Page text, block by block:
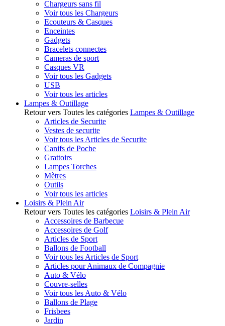
Chargeurs sans fil
Voir tous les Chargeurs
Ecouteurs & Casques
Enceintes
Gadgets
Bracelets connectes
Cameras de sport
Casques VR
Voir tous les Gadgets
USB
Voir tous les articles
Lampes & Outillage
Retour vers Toutes les catégories Lampes & Outillage
Articles de Securite
Vestes de securite
Voir tous les Articles de Securite
Canifs de Poche
Grattoirs
Lampes Torches
Mètres
Outils
Voir tous les articles
Loisirs & Plein Air
Retour vers Toutes les catégories Loisirs & Plein Air
Accessoires de Barbecue
Accessoires de Golf
Articles de Sport
Ballons de Football
Voir tous les Articles de Sport
Articles pour Animaux de Compagnie
Auto & Vélo
Couvre-selles
Voir tous les Auto & Vélo
Ballons de Plage
Frisbees
Jardin